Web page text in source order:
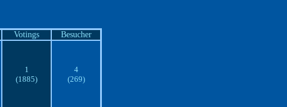
Votings Besucher
1
(1885)
4
(269)